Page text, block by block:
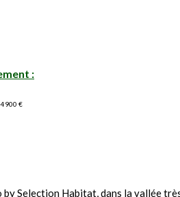
:
900 €
by Selection Habitat, dans la vallée